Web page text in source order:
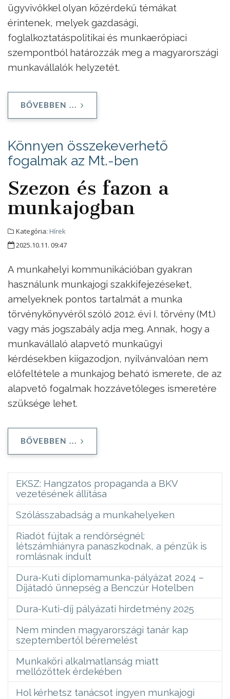
ügyvivőkkel olyan közérdekű témákat
érintenek, melyek gazdasági,
foglalkoztatáspolitikai és munkaerőpiaci
szempontból határozzák meg a magyarországi
munkavállalók helyzetét.
BŐVEBBEN ...
Könnyen összekeverhető
fogalmak az Mt.-ben
Szezon és fazon a
munkajogban
Kategória: Hírek
2025.10.11. 09:47
A munkahelyi kommunikációban gyakran
használunk munkajogi szakkifejezéseket,
amelyeknek pontos tartalmát a munka
törvénykönyvéről szóló 2012. évi I. törvény (Mt.)
vagy más jogszabály adja meg. Annak, hogy a
munkavállaló alapvető munkaügyi
kérdésekben kiigazodjon, nyilvánvalóan nem
előfeltétele a munkajog beható ismerete, de az
alapvető fogalmak hozzávetőleges ismeretére
szüksége lehet.
BŐVEBBEN ...
EKSZ: Hangzatos propaganda a BKV
vezetésének állítása
Szólásszabadság a munkahelyeken
Riadót fújtak a rendőrségnél:
létszámhiányra panaszkodnak, a pénzük is
romlásnak indult
Dura-Kuti diplomamunka-pályázat 2024 –
Díjátadó ünnepség a Benczúr Hotelben
Dura-Kuti-díj pályázati hirdetmény 2025
Nem minden magyarországi tanár kap
szeptembertől béremelést
Munkaköri alkalmatlanság miatt
mellőzöttek érdekében
Hol kérhetsz tanácsot ingyen munkajogi